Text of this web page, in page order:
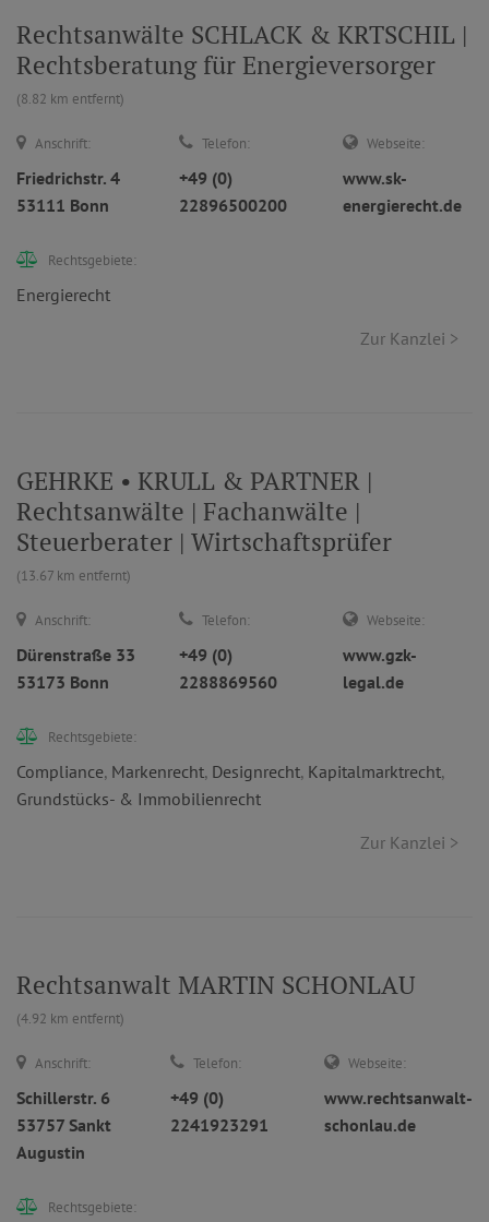
Rechtsanwälte SCHLACK & KRTSCHIL |
Rechtsberatung für Energieversorger
(8.82 km entfernt)
Anschrift:
Friedrichstr. 4
53111 Bonn
Telefon:
+49 (0)
22896500200
Webseite:
www.sk-
energierecht.de
Rechtsgebiete:
Energierecht
Zur Kanzlei >
GEHRKE • KRULL & PARTNER |
Rechtsanwälte | Fachanwälte |
Steuerberater | Wirtschaftsprüfer
(13.67 km entfernt)
Anschrift:
Dürenstraße 33
53173 Bonn
Telefon:
+49 (0)
2288869560
Webseite:
www.gzk-
legal.de
Rechtsgebiete:
Compliance, Markenrecht, Designrecht, Kapitalmarktrecht,
Grundstücks- & Immobilienrecht
Zur Kanzlei >
Rechtsanwalt MARTIN SCHONLAU
(4.92 km entfernt)
Anschrift:
Schillerstr. 6
53757 Sankt
Augustin
Telefon:
+49 (0)
2241923291
Webseite:
www.rechtsanwalt-
schonlau.de
Rechtsgebiete: